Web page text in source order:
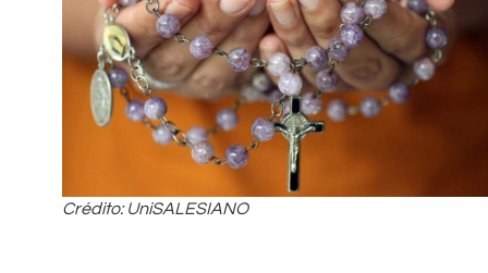
Crédito: UniSALESIANO